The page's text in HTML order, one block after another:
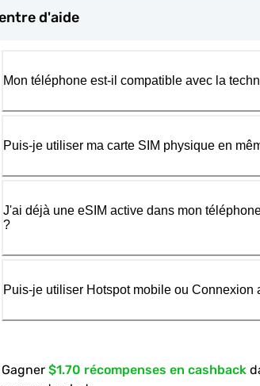
d'aide
Mon téléphone est-il compatible avec la
Puis-je utiliser ma carte SIM physique en
J'ai déjà une eSIM active dans mon
?
Puis-je utiliser Hotspot mobile ou Connexion
Gagner $1.70 récompenses en cashback